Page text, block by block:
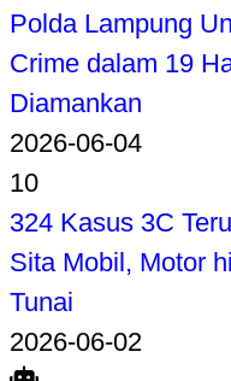
Polda Lampung
Crime dalam 19
Diamankan
2026-06-04
10
324 Kasus 3C
Sita Mobil, Motor
Tunai
2026-06-02